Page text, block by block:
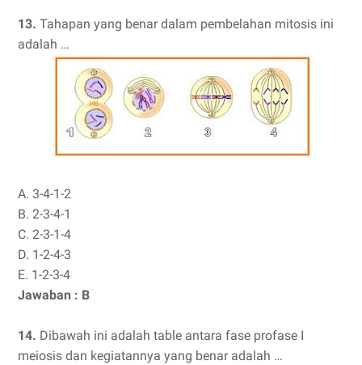
13. Tahapan yang benar dalam pembelahan mitosis ini
adalah …
A. 3-4-1-2
B. 2-3-4-1
C. 2-3-1-4
D. 1-2-4-3
E. 1-2-3-4
Jawaban : B
14. Dibawah ini adalah table antara fase profase I
meiosis dan kegiatannya yang benar adalah …